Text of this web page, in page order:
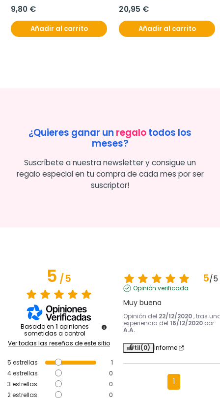
9,80 €
Añadir al carrito
20,95 €
Añadir al carrito
¿Quieres ganar un regalotodos los
meses?
Suscríbete a nuestra newsletter y consigue un
regalo especial en tu compra de cada mes por ser
suscriptor!
5/5
Basado en 1 opiniones
sometidas a control
Ver todas las reseñas de este sitio
5 estrellas
1
4estrellas
0
3 estrellas
0
2estrellas
0
5/5
Opinión verificada
Muy buena
Opinión del 22/12/2020 , tras
experiencia del 16/12/2020 por
A.A.
Útil(0) Informe
1